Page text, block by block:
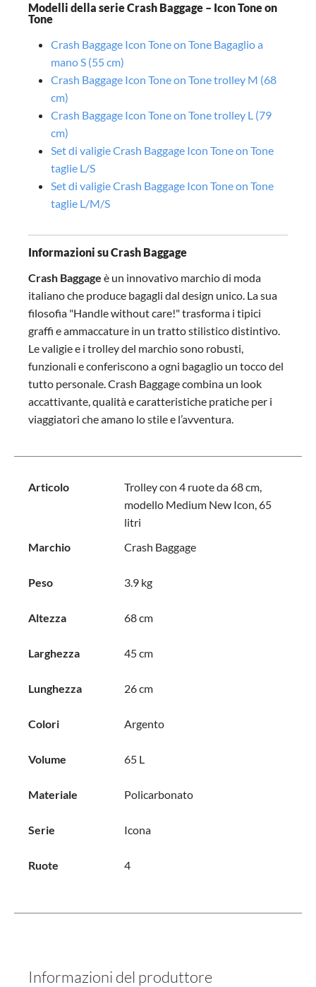
Modelli della serie Crash Baggage – Icon Tone on
Tone
Crash Baggage Icon Tone on Tone Bagaglio a
mano S (55 cm)
Crash Baggage Icon Tone on Tone trolley M (68
cm)
Crash Baggage Icon Tone on Tone trolley L (79
cm)
Set di valigie Crash Baggage Icon Tone on Tone
taglie L/S
Set di valigie Crash Baggage Icon Tone on Tone
taglie L/M/S
Informazioni su Crash Baggage
Crash Baggage è un innovativo marchio di moda
italiano che produce bagagli dal design unico. La sua
filosofia "Handle without care!" trasforma i tipici
graffi e ammaccature in un tratto stilistico distintivo.
Le valigie e i trolley del marchio sono robusti,
funzionali e conferiscono a ogni bagaglio un tocco del
tutto personale. Crash Baggage combina un look
accattivante, qualità e caratteristiche pratiche per i
viaggiatori che amano lo stile e l’avventura.
Articolo
Trolley con 4 ruote da 68 cm,
modello Medium New Icon, 65
litri
Marchio
Crash Baggage
Peso 3.9 kg
Altezza 68 cm
Larghezza 45 cm
Lunghezza 26 cm
Colori Argento
Volume 65 L
Materiale Policarbonato
Serie Icona
Ruote 4
Informazioni del produttore